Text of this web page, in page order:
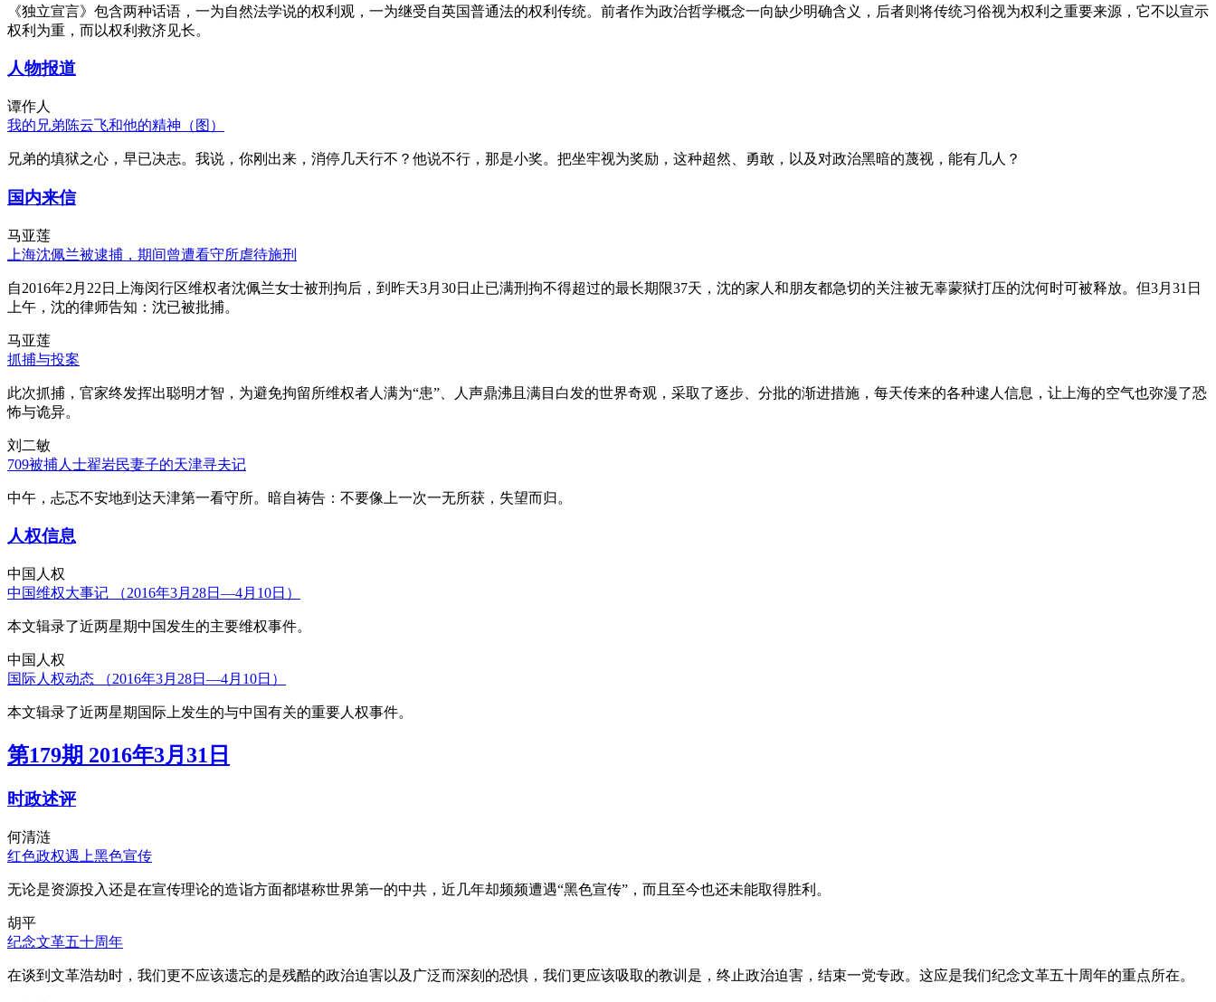
《独立宣言》包含两种话语，一为自然法学说的权利观，一为继受自英国普通法的权利传统。前者作为政治哲学概念一向缺少明确含义，后者则将传统习俗视为权利之重要来源，它不以宣示
权利为重，而以权利救济见长。
人物报道
谭作人
我的兄弟陈云飞和他的精神（图）
兄弟的填狱之心，早已决志。我说，你刚出来，消停几天行不？他说不行，那是小奖。把坐牢视为奖励，这种超然、勇敢，以及对政治黑暗的蔑视，能有几人？
国内来信
马亚莲
上海沈佩兰被逮捕，期间曾遭看守所虐待施刑
自2016年2月22日上海闵行区维权者沈佩兰女士被刑拘后，到昨天3月30日止已满刑拘不得超过的最长期限37天，沈的家人和朋友都急切的关注被无辜蒙狱打压的沈何时可被释放。但3月31日
上午，沈的律师告知：沈已被批捕。
马亚莲
抓捕与投案
此次抓捕，官家终发挥出聪明才智，为避免拘留所维权者人满为“患”、人声鼎沸且满目白发的世界奇观，采取了逐步、分批的渐进措施，每天传来的各种逮人信息，让上海的空气也弥漫了恐
怖与诡异。
刘二敏
709被捕人士翟岩民妻子的天津寻夫记
中午，忐忑不安地到达天津第一看守所。暗自祷告：不要像上一次一无所获，失望而归。
人权信息
中国人权
中国维权大事记 （2016年3月28日—4月10日）
本文辑录了近两星期中国发生的主要维权事件。
中国人权
国际人权动态 （2016年3月28日—4月10日）
本文辑录了近两星期国际上发生的与中国有关的重要人权事件。
第179期 2016年3月31日
时政述评
何清涟
红色政权遇上黑色宣传
无论是资源投入还是在宣传理论的造诣方面都堪称世界第一的中共，近几年却频频遭遇“黑色宣传”，而且至今也还未能取得胜利。
胡平
纪念文革五十周年
在谈到文革浩劫时，我们更不应该遗忘的是残酷的政治迫害以及广泛而深刻的恐惧，我们更应该吸取的教训是，终止政治迫害，结束一党专政。这应是我们纪念文革五十周年的重点所在。